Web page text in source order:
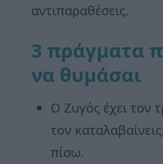
αντιπαραθέσεις.
3 πράγματα
να θυμάσαι
Ο Ζυγός έχει τον
τον
πίσω.